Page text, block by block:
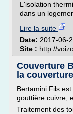
L'isolation
dans un
Lire la suite
Date: 2017-06-
Site : http://
Couverture
la couverture
Bertamini Fils
gouttière cuivre,
Traitement des